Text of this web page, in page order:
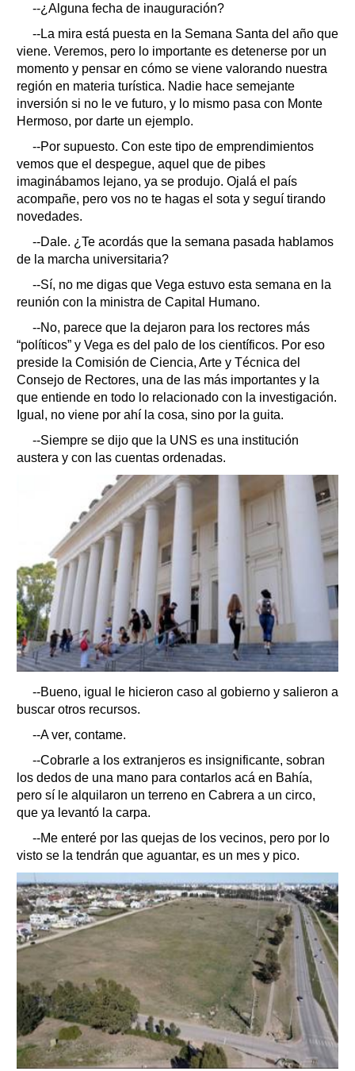
--¿Alguna fecha de inauguración?
--La mira está puesta en la Semana Santa del año que
viene. Veremos, pero lo importante es detenerse por un
momento y pensar en cómo se viene valorando nuestra
región en materia turística. Nadie hace semejante
inversión si no le ve futuro, y lo mismo pasa con Monte
Hermoso, por darte un ejemplo.
--Por supuesto. Con este tipo de emprendimientos
vemos que el despegue, aquel que de pibes
imaginábamos lejano, ya se produjo. Ojalá el país
acompañe, pero vos no te hagas el sota y seguí tirando
novedades.
--Dale. ¿Te acordás que la semana pasada hablamos
de la marcha universitaria?
--Sí, no me digas que Vega estuvo esta semana en la
reunión con la ministra de Capital Humano.
--No, parece que la dejaron para los rectores más
“políticos” y Vega es del palo de los científicos. Por eso
preside la Comisión de Ciencia, Arte y Técnica del
Consejo de Rectores, una de las más importantes y la
que entiende en todo lo relacionado con la investigación.
Igual, no viene por ahí la cosa, sino por la guita.
--Siempre se dijo que la UNS es una institución
austera y con las cuentas ordenadas.
--Bueno, igual le hicieron caso al gobierno y salieron a
buscar otros recursos.
--A ver, contame.
--Cobrarle a los extranjeros es insignificante, sobran
los dedos de una mano para contarlos acá en Bahía,
pero sí le alquilaron un terreno en Cabrera a un circo,
que ya levantó la carpa.
--Me enteré por las quejas de los vecinos, pero por lo
visto se la tendrán que aguantar, es un mes y pico.